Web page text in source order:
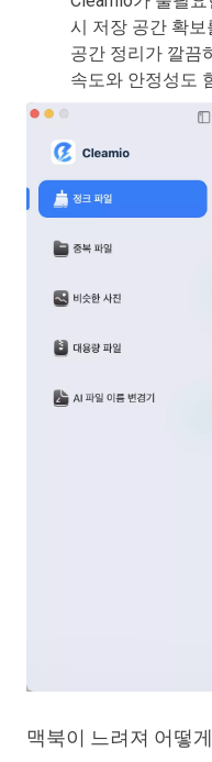
시 저장 공간 확
공간 정리가 깔끔
속도와 안정성도
맥북이 느려져 어떻